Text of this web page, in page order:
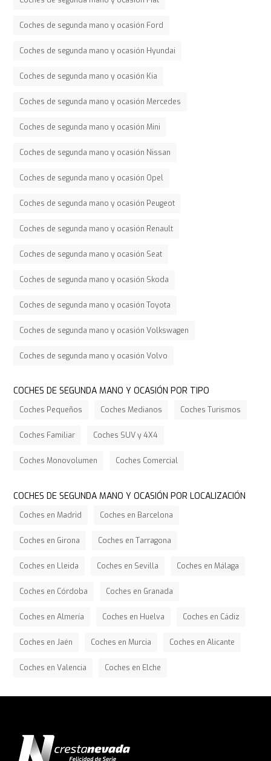
Coches de segunda mano y ocasión Ford
Coches de segunda mano y ocasión Hyundai
Coches de segunda mano y ocasión Kia
Coches de segunda mano y ocasión Mercedes
Coches de segunda mano y ocasión Mini
Coches de segunda mano y ocasión Nissan
Coches de segunda mano y ocasión Opel
Coches de segunda mano y ocasión Peugeot
Coches de segunda mano y ocasión Renault
Coches de segunda mano y ocasión Seat
Coches de segunda mano y ocasión Skoda
Coches de segunda mano y ocasión Toyota
Coches de segunda mano y ocasión Volkswagen
Coches de segunda mano y ocasión Volvo
COCHES DE SEGUNDA MANO Y OCASIÓN POR TIPO
Coches Pequeños Coches Medianos Coches Turismos
Coches Familiar Coches SUV y 4X4
Coches Monovolumen Coches Comercial
COCHES DE SEGUNDA MANO Y OCASIÓN POR LOCALIZACIÓN
Coches en Madrid Coches en Barcelona
Coches en Girona Coches en Tarragona
Coches en Lleida Coches en Sevilla Coches en Málaga
Coches en Córdoba Coches en Granada
Coches en Almería Coches en Huelva Coches en Cádiz
Coches en Jaén Coches en Murcia Coches en Alicante
Coches en Valencia Coches en Elche